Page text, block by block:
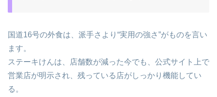
国道16号の外食は、派手さより“実用の強さ”がものを言い
ます。
ステーキけんは、店舗数が減った今でも、公式サイト上で
営業店が明示され、残っている店がしっかり機能してい
る。